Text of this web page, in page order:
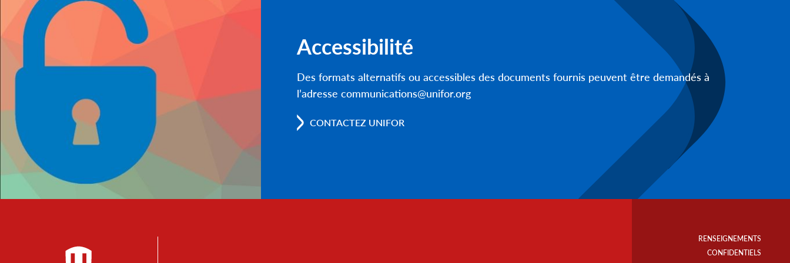
Accessibilité
Des formats alternatifs ou accessibles des documents fournis peuvent être demandés à
l’adresse communications@unifor.org
CONTACTEZ UNIFOR
RENSEIGNEMENTS
CONFIDENTIELS